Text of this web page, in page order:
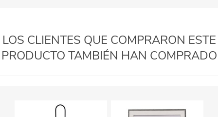
LOS CLIENTES QUE COMPRARON ESTE
PRODUCTO TAMBIÉN HAN COMPRADO